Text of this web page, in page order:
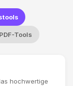
PDF-Tools
hochwertige